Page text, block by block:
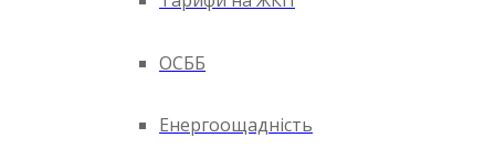
ОСББ
Енергоощадність